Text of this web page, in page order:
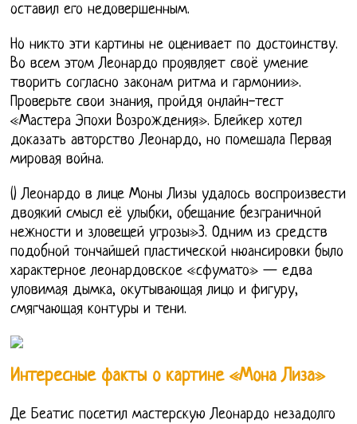
оставил его недовершенным.
Но никто эти картины не оценивает по достоинству.
Во всем этом Леонардо проявляет своё умение
творить согласно законам ритма и гармонии».
Проверьте свои знания, пройдя онлайн-тест
«Мастера Эпохи Возрождения». Блейкер хотел
доказать авторство Леонардо, но помешала Первая
мировая война.
() Леонардо в лице Моны Лизы удалось воспроизвести
двоякий смысл её улыбки, обещание безграничной
нежности и зловещей угрозы»3. Одним из средств
подобной тончайшей пластической нюансировки было
характерное леонардовское «сфумато» — едва
уловимая дымка, окутывающая лицо и фигуру,
смягчающая контуры и тени.
Интересные факты о картине «Мона Лиза»
Де Беатис посетил мастерскую Леонардо незадолго